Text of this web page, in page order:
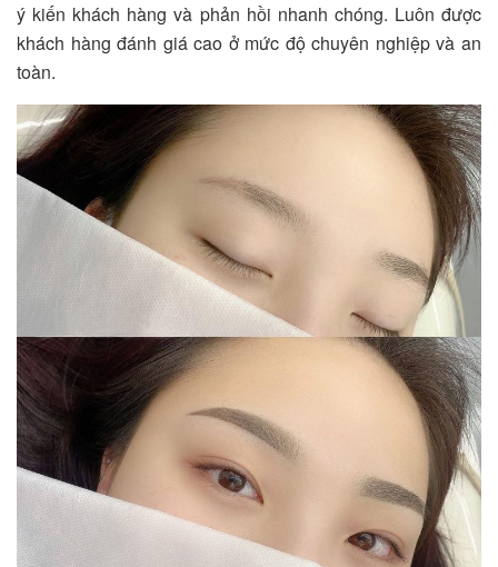
ý kiến khách hàng và phản hồi nhanh chóng. Luôn được
khách hàng đánh giá cao ở mức độ chuyên nghiệp và an
toàn.